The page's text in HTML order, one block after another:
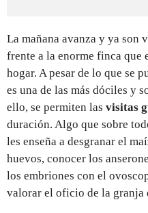
La mañana avanza y ya son
frente a la enorme finca que
hogar. A pesar de lo que se
es una de las más dóciles y
ello, se permiten las visitas
duración. Algo que sobre
les enseña a desgranar el
huevos, conocer los
los embriones con el
valorar el oficio de la granja